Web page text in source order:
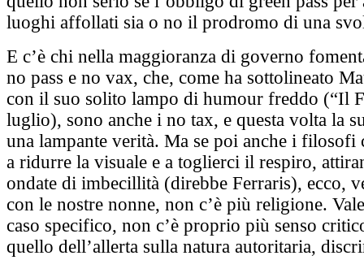
luoghi affollati sia o no il prodromo di una
E c’è chi nella maggioranza di governo
no pass e no vax, che, come ha sottolineato
con il suo solito lampo di humour freddo (“Il
luglio), sono anche i no tax, e questa volta la
una lampante verità. Ma se poi anche i filosofi
a ridurre la visuale e a toglierci il respiro,
ondate di imbecillità (direbbe Ferraris), ecco,
con le nostre nonne, non c’è più religione.
caso specifico, non c’è proprio più senso
quello dell’allerta sulla natura autoritaria,